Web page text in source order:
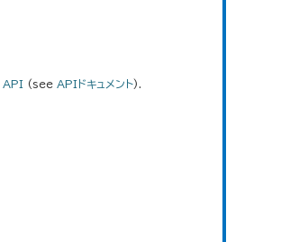
API (see APIドキュメント).